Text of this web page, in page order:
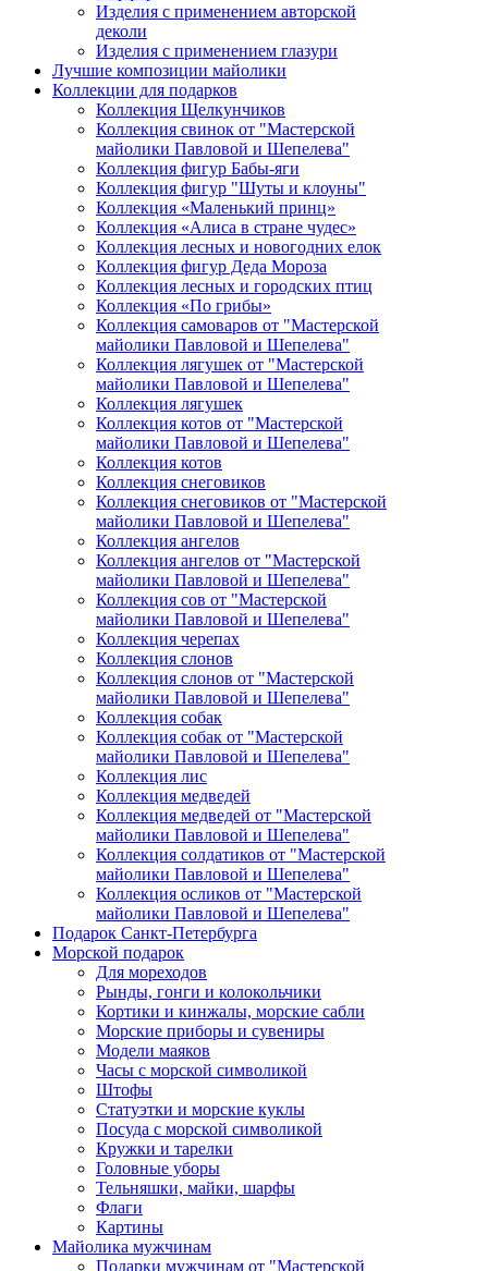
Изделия с применением авторской
деколи
Изделия с применением глазури
Лучшие композиции майолики
Коллекции для подарков
Коллекция Щелкунчиков
Коллекция свинок от "Мастерской
майолики Павловой и Шепелева"
Коллекция фигур Бабы-яги
Коллекция фигур "Шуты и клоуны"
Коллекция «Маленький принц»
Коллекция «Алиса в стране чудес»
Коллекция лесных и новогодних елок
Коллекция фигур Деда Мороза
Коллекция лесных и городских птиц
Коллекция «По грибы»
Коллекция самоваров от "Мастерской
майолики Павловой и Шепелева"
Коллекция лягушек от "Мастерской
майолики Павловой и Шепелева"
Коллекция лягушек
Коллекция котов от "Мастерской
майолики Павловой и Шепелева"
Коллекция котов
Коллекция снеговиков
Коллекция снеговиков от "Мастерской
майолики Павловой и Шепелева"
Коллекция ангелов
Коллекция ангелов от "Мастерской
майолики Павловой и Шепелева"
Коллекция сов от "Мастерской
майолики Павловой и Шепелева"
Коллекция черепах
Коллекция слонов
Коллекция слонов от "Мастерской
майолики Павловой и Шепелева"
Коллекция собак
Коллекция собак от "Мастерской
майолики Павловой и Шепелева"
Коллекция лис
Коллекция медведей
Коллекция медведей от "Мастерской
майолики Павловой и Шепелева"
Коллекция солдатиков от "Мастерской
майолики Павловой и Шепелева"
Коллекция осликов от "Мастерской
майолики Павловой и Шепелева"
Подарок Санкт-Петербурга
Морской подарок
Для мореходов
Рынды, гонги и колокольчики
Кортики и кинжалы, морские сабли
Морские приборы и сувениры
Модели маяков
Часы с морской символикой
Штофы
Статуэтки и морские куклы
Посуда с морской символикой
Кружки и тарелки
Головные уборы
Тельняшки, майки, шарфы
Флаги
Картины
Майолика мужчинам
Подарки мужчинам от "Мастерской